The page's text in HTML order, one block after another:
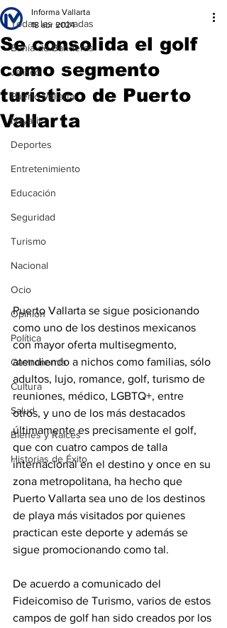
Todas las entradas
Bahía de Banderas
Jalisco
Puerto Vallarta
Nayarit
Deportes
Entretenimiento
Educación
Seguridad
Turismo
Nacional
Ocio
Opinión
Política
Gastronomía
Cultura
Salud
Bienes y Raíces
Historias de Éxito
Se consolida el golf
como segmento
turístico de Puerto
Vallarta
Informa Vallarta
18 abr 2024
Puerto Vallarta se sigue posicionando
como uno de los destinos mexicanos
con mayor oferta multisegmento,
atendiendo a nichos como familias, sólo
adultos, lujo, romance, golf, turismo de
reuniones, médico, LGBTQ+, entre
otros, y uno de los más destacados
últimamente es precisamente el golf,
que con cuatro campos de talla
internacional en el destino y once en su
zona metropolitana, ha hecho que
Puerto Vallarta sea uno de los destinos
de playa más visitados por quienes
practican este deporte y además se
sigue promocionando como tal.
De acuerdo a comunicado del
Fideicomiso de Turismo, varios de estos
campos de golf han sido creados por los